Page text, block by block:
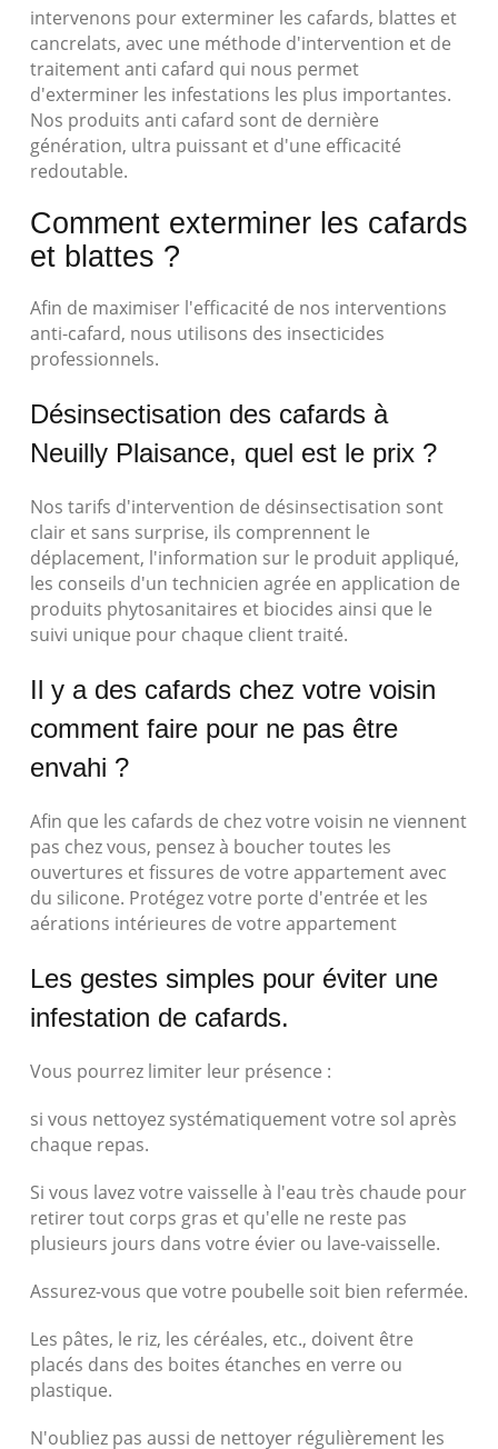
intervenons pour exterminer les cafards, blattes et
cancrelats, avec une méthode d'intervention et de
traitement anti cafard qui nous permet
d'exterminer les infestations les plus importantes.
Nos produits anti cafard sont de dernière
génération, ultra puissant et d'une efficacité
redoutable.
Comment exterminer les cafards
et blattes ?
Afin de maximiser l'efficacité de nos interventions
anti-cafard, nous utilisons des insecticides
professionnels.
Désinsectisation des cafards à
Neuilly Plaisance, quel est le prix ?
Nos tarifs d'intervention de désinsectisation sont
clair et sans surprise, ils comprennent le
déplacement, l'information sur le produit appliqué,
les conseils d'un technicien agrée en application de
produits phytosanitaires et biocides ainsi que le
suivi unique pour chaque client traité.
Il y a des cafards chez votre voisin
comment faire pour ne pas être
envahi ?
Afin que les cafards de chez votre voisin ne viennent
pas chez vous, pensez à boucher toutes les
ouvertures et fissures de votre appartement avec
du silicone. Protégez votre porte d'entrée et les
aérations intérieures de votre appartement
Les gestes simples pour éviter une
infestation de cafards.
Vous pourrez limiter leur présence :
si vous nettoyez systématiquement votre sol après
chaque repas.
Si vous lavez votre vaisselle à l'eau très chaude pour
retirer tout corps gras et qu'elle ne reste pas
plusieurs jours dans votre évier ou lave-vaisselle.
Assurez-vous que votre poubelle soit bien refermée.
Les pâtes, le riz, les céréales, etc., doivent être
placés dans des boites étanches en verre ou
plastique.
N'oubliez pas aussi de nettoyer régulièrement les